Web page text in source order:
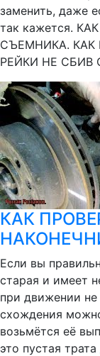
заменить, даже
так кажется.
СЪЕМНИКА. КАК
РЕЙКИ НЕ СБИВ
КАК
Если вы
старая и имеет
при движении не
схождения
возьмётся её
это пустая